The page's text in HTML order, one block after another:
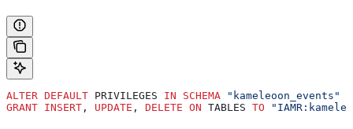
ALTER DEFAULT PRIVILEGES IN SCHEMA "kameleoon_events"
GRANT INSERT , UPDATE , DELETE ON TABLES TO